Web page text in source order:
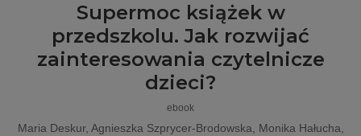
Supermoc książek w
przedszkolu. Jak rozwijać
zainteresowania czytelnicze
dzieci?
ebook
Maria Deskur, Agnieszka Szprycer-Brodowska, Monika Hałucha,